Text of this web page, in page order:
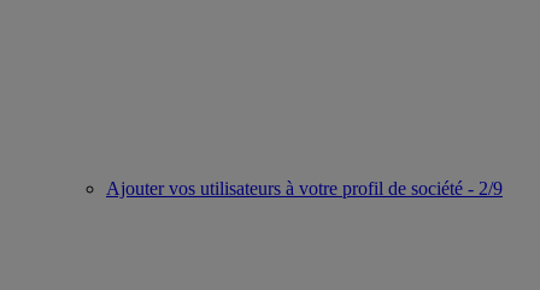
Ajouter vos utilisateurs à votre profil de société - 2/9